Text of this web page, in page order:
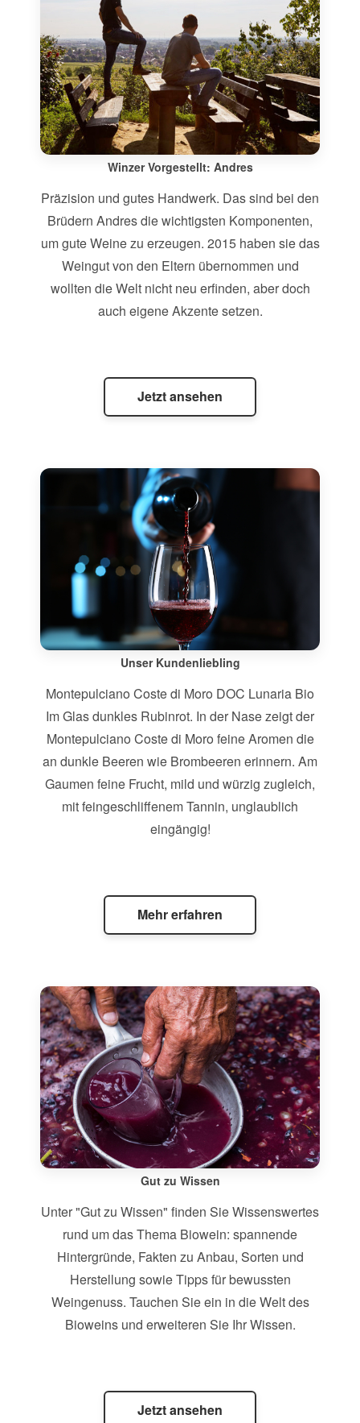
Winzer Vorgestellt: Andres
Präzision und gutes Handwerk. Das sind bei den
Brüdern Andres die wichtigsten Komponenten,
um gute Weine zu erzeugen. 2015 haben sie das
Weingut von den Eltern übernommen und
wollten die Welt nicht neu erfinden, aber doch
auch eigene Akzente setzen.
Jetzt ansehen
Unser Kundenliebling
Montepulciano Coste di Moro DOC Lunaria Bio
Im Glas dunkles Rubinrot. In der Nase zeigt der
Montepulciano Coste di Moro feine Aromen die
an dunkle Beeren wie Brombeeren erinnern. Am
Gaumen feine Frucht, mild und würzig zugleich,
mit feingeschliffenem Tannin, unglaublich
eingängig!
Mehr erfahren
Gut zu Wissen
Unter "Gut zu Wissen" finden Sie Wissenswertes
rund um das Thema Biowein: spannende
Hintergründe, Fakten zu Anbau, Sorten und
Herstellung sowie Tipps für bewussten
Weingenuss. Tauchen Sie ein in die Welt des
Bioweins und erweiteren Sie Ihr Wissen.
Jetzt ansehen